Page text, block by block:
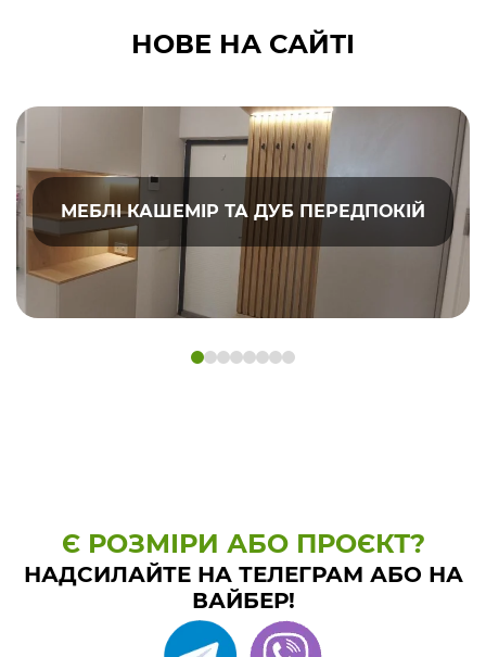
НОВЕ НА САЙТІ
МЕБЛІ КАШЕМІР ТА ДУБ ПЕРЕДПОКІЙ
Є РОЗМІРИ АБО ПРОЄКТ?
НАДСИЛАЙТЕ НА ТЕЛЕГРАМ АБО НА
ВАЙБЕР!